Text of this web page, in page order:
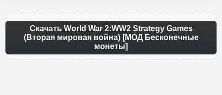
Скачать World War 2:WW2 Strategy Games
(Вторая мировая война) [МОД Бесконечные
монеты]